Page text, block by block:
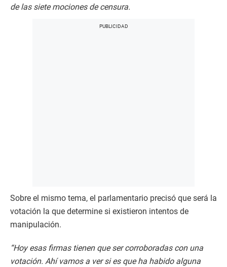
de las siete mociones de censura.
Sobre el mismo tema, el parlamentario precisó que será la
votación la que determine si existieron intentos de
manipulación.
“Hoy esas firmas tienen que ser corroboradas con una
votación. Ahí vamos a ver si es que ha habido alguna